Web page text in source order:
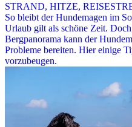
STRAND, HITZE,
So bleibt der Hundemagen im
Urlaub gilt als schöne Zeit.
Bergpanorama kann der
Probleme bereiten. Hier einige
vorzubeugen.